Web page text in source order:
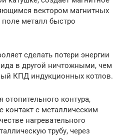
вектором магнитных
металл быстро
сделать потери энергии
в другой ничтожными, чем
КПД индукционных котлов.
отопительного контура,
контакт с металлическим
нагревательного
трубу, через